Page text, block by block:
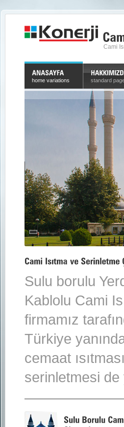
Cami
home variations standard
Sulu borulu
Kablolu Cami
firmamız
Türkiye
cemaat
serinletmesi